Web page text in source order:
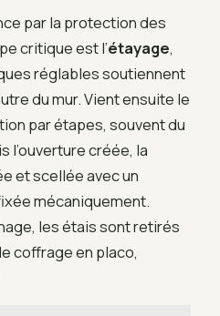
par la protection des
critique est l’étayage,
réglables soutiennent
du mur. Vient ensuite le
par étapes, souvent du
l’ouverture créée, la
et scellée avec un
mécaniquement.
les étais sont retirés
coffrage en placo,